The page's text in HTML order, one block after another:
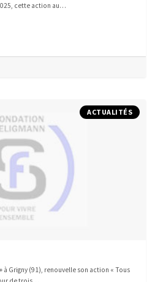
cette action au…
ACTUALITÉS
à Grigny (91), renouvelle son action « Tous